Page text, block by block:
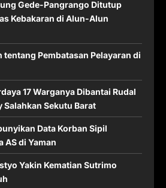
Gede-Pangrango Ditutup
Kebakaran di Alun-Alun
tentang Pembatasan Pelayaran di
17 Warganya Dibantai Rudal
Salahkan Sekutu Barat
Data Korban Sipil
AS di Yaman
Yakin Kematian Sutrimo